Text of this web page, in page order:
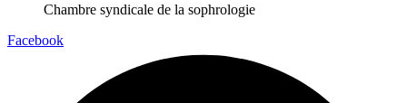
Chambre syndicale de la sophrologie
Facebook